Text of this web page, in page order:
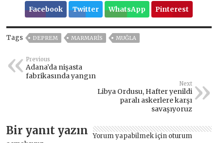
Facebook Twitter WhatsApp Pinterest
Tags DEPREM MARMARİS MUĞLA
Previous
Adana’da nişasta
fabrikasında yangın
Next
Libya Ordusu, Hafter yenildi
paralı askerlere karşı
savaşıyoruz
Bir yanıt yazın Yorum yapabilmek için oturum